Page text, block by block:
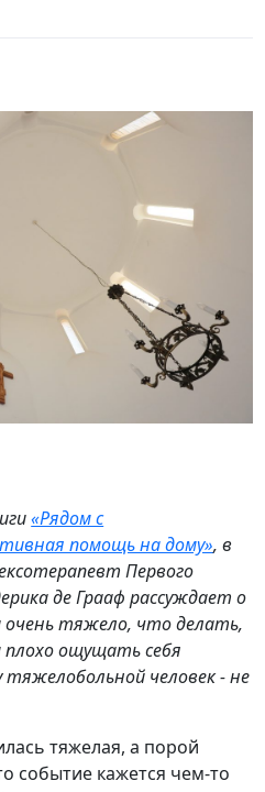
«Рядом с
помощь на дому», в
Первого
де Грааф рассуждает о
очень тяжело, что делать,
плохо ощущать себя
человек - не
тяжелая, а порой
событие кажется чем-то